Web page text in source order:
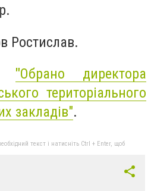
Ростислав.
"Обрано директора
територіального
закладів".
текст і натисніть Ctrl + Enter, щоб